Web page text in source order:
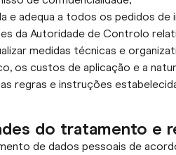
e adequa a todos os pedidos
da Autoridade de Controlo
medidas técnicas e
os custos de aplicação e a
regras e instruções
do tratamento e
de dados pessoais de